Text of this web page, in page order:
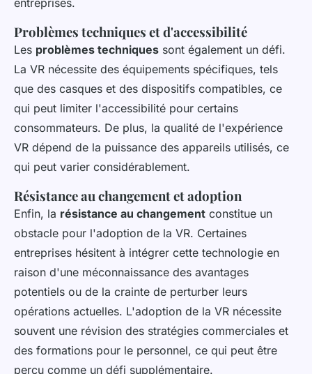
Problèmes techniques et d'accessibilité
Les problèmes techniques sont également un défi.
La VR nécessite des équipements spécifiques, tels
que des casques et des dispositifs compatibles, ce
qui peut limiter l'accessibilité pour certains
consommateurs. De plus, la qualité de l'expérience
VR dépend de la puissance des appareils utilisés, ce
qui peut varier considérablement.
Résistance au changement et adoption
Enfin, la résistance au changement constitue un
obstacle pour l'adoption de la VR. Certaines
entreprises hésitent à intégrer cette technologie en
raison d'une méconnaissance des avantages
potentiels ou de la crainte de perturber leurs
opérations actuelles. L'adoption de la VR nécessite
souvent une révision des stratégies commerciales et
des formations pour le personnel, ce qui peut être
perçu comme un défi supplémentaire.